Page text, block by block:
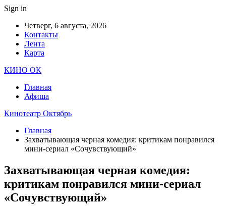
Sign in
Четверг, 6 августа, 2026
Контакты
Лента
Карта
КИНО ОК
Главная
Афиша
Кинотеатр Октябрь
Главная
Захватывающая черная комедия: критикам понравился
мини-сериал «Сочувствующий»
Захватывающая черная комедия:
критикам понравился мини-сериал
«Сочувствующий»